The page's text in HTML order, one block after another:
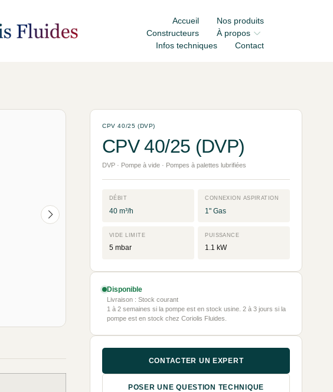
Accueil
Nos produits
Constructeurs
À propos
Infos techniques
Contact
CPV 40/25 (DVP)
CPV 40/25 (DVP)
DVP · Pompe à vide · Pompes à palettes lubrifiées
DÉBIT
40 m³/h
CONNEXION ASPIRATION
1" Gas
VIDE LIMITE
5 mbar
PUISSANCE
1.1 kW
Disponible
Livraison : Stock courant
1 à 2 semaines si la pompe est en stock usine. 2 à 3 jours si la
pompe est en stock chez Coriolis Fluides.
CONTACTER UN EXPERT
POSER UNE QUESTION TECHNIQUE